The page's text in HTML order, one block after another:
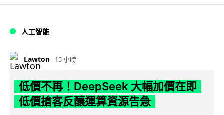
人工智能
Lawton 15 小時
低價不再！DeepSeek 大幅加價在即
低價搶客反釀運算資源告急